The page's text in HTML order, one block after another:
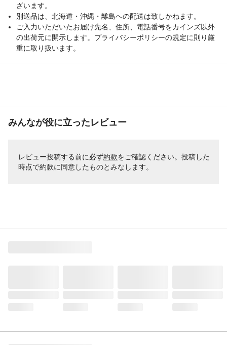
ざいます。
別送品は、北海道・沖縄・離島への配送は致しかねます。
ご入力いただいたお届け先名、住所、電話番号をカインズ以外
の出荷元に開示します。プライバシーポリシーの規定に則り厳
重に取り扱います。
みんなが役に立ったレビュー
レビュー投稿する前に必ず約款をご確認ください。投稿した
時点で約款に同意したものとみなします。